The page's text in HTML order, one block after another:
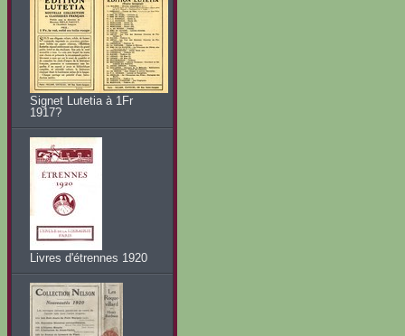
Signet Lutetia à 1Fr
1917?
Livres d'étrennes 1920